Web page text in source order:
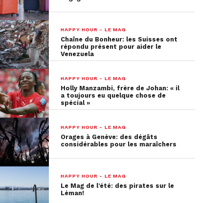
société Jaquenoud SA comprenant :
2 barquettes de fraises « Mara des Bois », 2
barquettes de tomates Piccolo, 2 barquettes de
tomates Rosso, 2 bouteilles de jus de fruit, 1
couteau suisse Victorinox, 2 casquettes Piccolo.
HAPPY HOUR - LE MAG
Chaîne du Bonheur: les Suisses ont
répondu présent pour aider le
Venezuela
HAPPY HOUR - LE MAG
Holly Manzambi, frère de Johan: « il
a toujours eu quelque chose de
spécial »
HAPPY HOUR - LE MAG
Orages à Genève: des dégâts
considérables pour les maraîchers
HAPPY HOUR - LE MAG
Le Mag de l’été: des pirates sur le
Léman!